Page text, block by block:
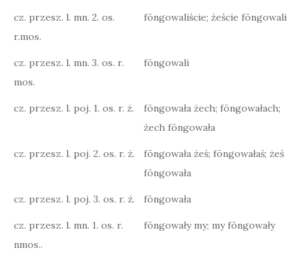
cz. przesz. l. mn. 2. os.
r.mos.
fōngowaliście; żeście fōngowali
cz. przesz. l. mn. 3. os. r.
mos.
fōngowali
cz. przesz. l. poj. 1. os. r. ż.
fōngowała żech; fōngowałach;
żech fōngowała
cz. przesz. l. poj. 2. os. r. ż.
fōngowała żeś; fōngowałaś; żeś
fōngowała
cz. przesz. l. poj. 3. os. r. ż. fōngowała
cz. przesz. l. mn. 1. os. r.
nmos..
fōngowały my; my fōngowały